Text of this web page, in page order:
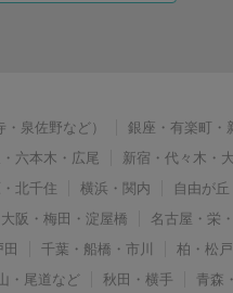
泉佐野など）
銀座・有楽町・
六本木・広尾
新宿・代々木・
北千住 横浜・関内
自由が
大阪・梅田・淀屋橋
名古屋・栄
田 千葉・船橋・市川
柏・松
・尾道など 秋田・横手
青森